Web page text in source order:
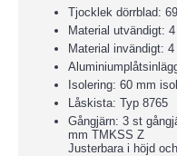
Tjocklek dörrblad:
Material utvändigt:
Material invändigt:
Isolering: 60 mm
Låskista: Typ 8765
Gångjärn: 3 st
mm TMKSS Z
Justerbara i höjd